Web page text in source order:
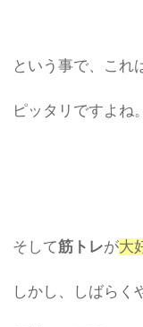
という事で、これ
ピッタリですよね。
そして筋トレが大
しかし、しばらく